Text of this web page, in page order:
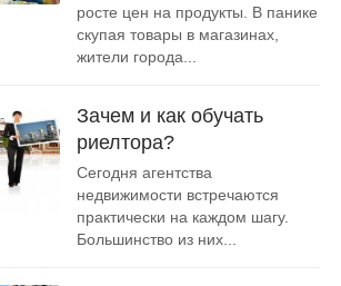
росте цен на продукты. В панике
скупая товары в магазинах,
жители города...
Зачем и как обучать
риелтора?
Сегодня агентства
недвижимости встречаются
практически на каждом шагу.
Большинство из них...